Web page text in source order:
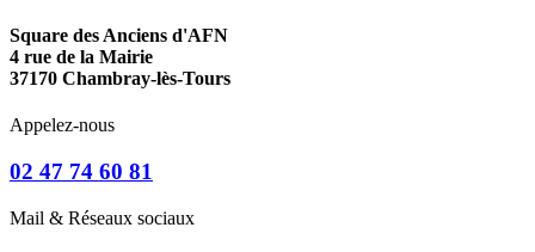
Square des Anciens d'AFN
4 rue de la Mairie
37170 Chambray-lès-Tours
Appelez-nous
02 47 74 60 81
Mail & Réseaux sociaux